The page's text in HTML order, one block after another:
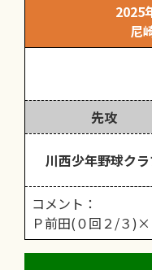
2025
尼
先攻
川西少年野球ク
コメント：
Ｐ前田(０回２/３